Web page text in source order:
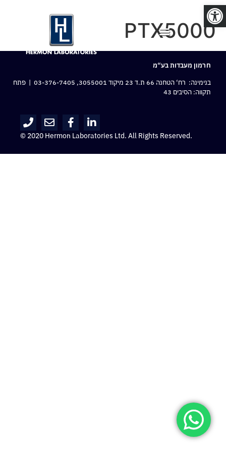
פתח סרגל נגישות
PTX5000
חרמון מעבדות בע“מ
בנימינה: רח‘ הטחנה 66 ת.ד 23 מיקוד 3055001,
03-376-7405 | פתח
תקווה: הסיבים 43
© 2020 Hermon Laboratories Ltd. All Rights Reserved.